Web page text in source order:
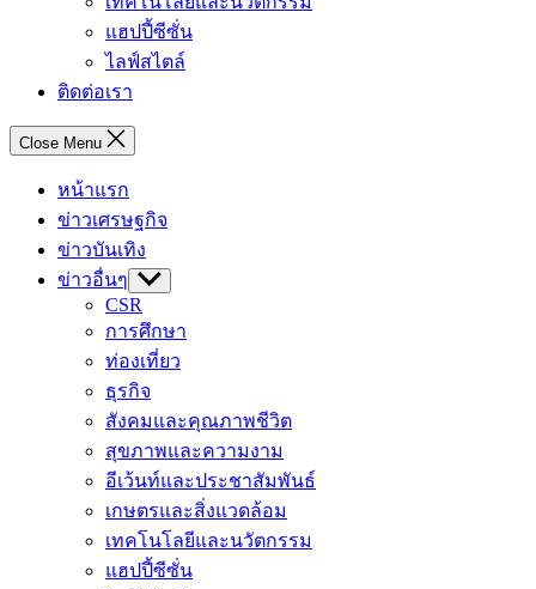
แฮปปี้ซีซั่น
ไลฟ์สไตล์
ติดต่อเรา
Close Menu
หน้าแรก
ข่าวเศรษฐกิจ
ข่าวบันเทิง
ข่าวอื่นๆ Show
sub
menu
CSR
การศึกษา
ท่องเที่ยว
ธุรกิจ
สังคมและคุณภาพชีวิต
สุขภาพและความงาม
อีเว้นท์และประชาสัมพันธ์
เกษตรและสิ่งแวดล้อม
เทคโนโลยีและนวัตกรรม
แฮปปี้ซีซั่น